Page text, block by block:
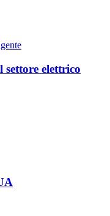
elettrico